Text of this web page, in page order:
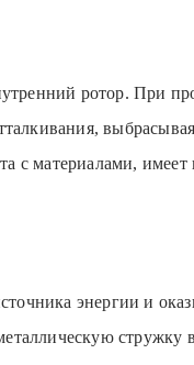
ротор. При
с материалами,
энергии и
стружку